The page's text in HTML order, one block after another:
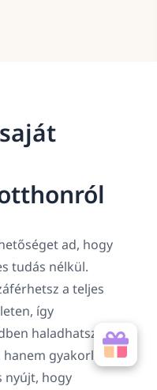
ad, hogy
tudás nélkül.
a teljes
így
haladhatsz. A
hanem gyakorlati
nyújt, hogy